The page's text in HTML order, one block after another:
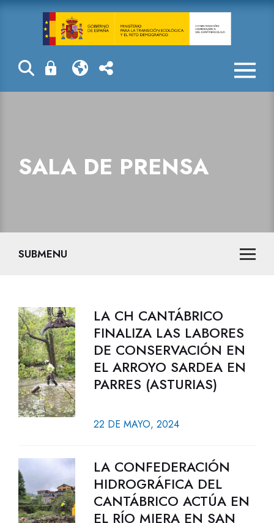
Sala de prensa
SALA DE PRENSA
SUBMENU
LA CH CANTÁBRICO
FINALIZA LAS LABORES
DE CONSERVACIÓN EN
EL ARROYO SARDEA EN
PARRES (ASTURIAS)
22 DE MAYO, 2024
LA CONFEDERACIÓN
HIDROGRÁFICA DEL
CANTÁBRICO ACTÚA EN
EL RÍO MIERA EN SAN